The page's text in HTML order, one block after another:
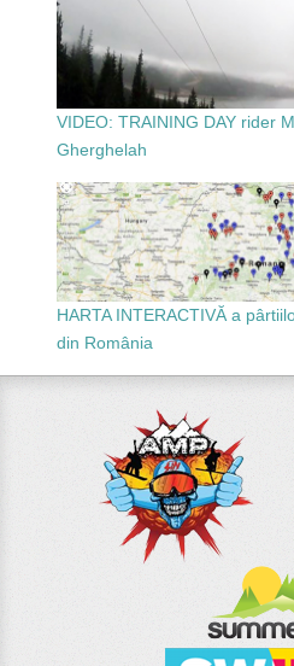
VIDEO: TRAINING DAY rider
Gherghelah
HARTA INTERACTIVĂ a
din România